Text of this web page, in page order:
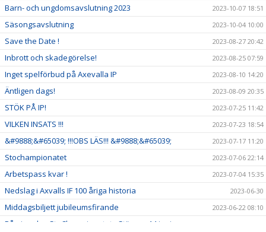
Barn- och ungdomsavslutning 2023 2023-10-07 18:51
Säsongsavslutning 2023-10-04 10:00
Save the Date ! 2023-08-27 20:42
Inbrott och skadegörelse! 2023-08-25 07:59
Inget spelförbud på Axevalla IP 2023-08-10 14:20
Äntligen dags! 2023-08-09 20:35
STÖK PÅ IP! 2023-07-25 11:42
VILKEN INSATS !!! 2023-07-23 18:54
&#9888;&#65039; !!!OBS LÄS!!! &#9888;&#65039; 2023-07-17 11:20
Stochampionatet 2023-07-06 22:14
Arbetspass kvar ! 2023-07-04 15:35
Nedslag i Axvalls IF 100 åriga historia 2023-06-30
Middagsbiljett jubileumsfirande 2023-06-22 08:10
Påminnelse StoChampionatet - Stänger 14 juni